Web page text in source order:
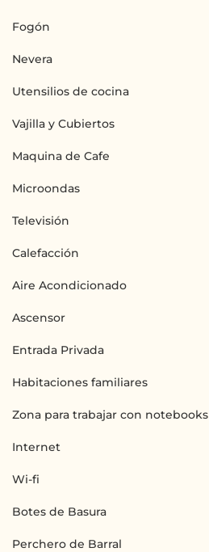
Fogón
Nevera
Utensilios de cocina
Vajilla y Cubiertos
Maquina de Cafe
Microondas
Televisión
Calefacción
Aire Acondicionado
Ascensor
Entrada Privada
Habitaciones familiares
Zona para trabajar con notebooks
Internet
Wi-fi
Botes de Basura
Perchero de Barral